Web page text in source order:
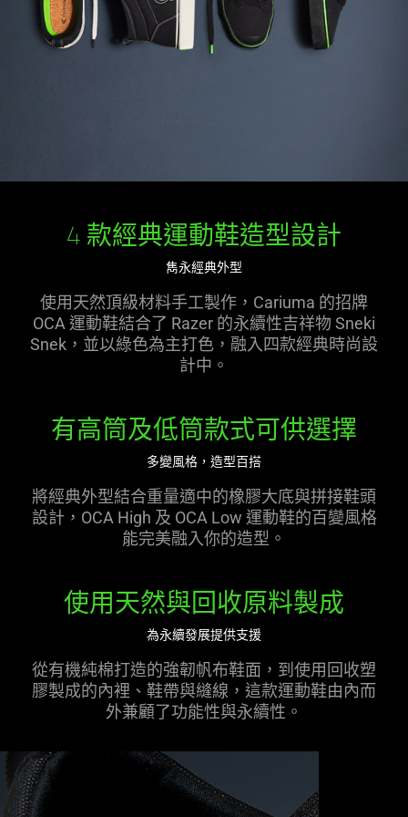
4 款經典運動鞋造型設計
雋永經典外型
使用天然頂級材料手工製作，Cariuma 的招牌
OCA 運動鞋結合了 Razer 的永續性吉祥物 Sneki
Snek，並以綠色為主打色，融入四款經典時尚設
計中。
有高筒及低筒款式可供選擇
多變風格，造型百搭
將經典外型結合重量適中的橡膠大底與拼接鞋頭
設計，OCA High 及 OCA Low 運動鞋的百變風格
能完美融入你的造型。
使用天然與回收原料製成
為永續發展提供支援
從有機純棉打造的強韌帆布鞋面，到使用回收塑
膠製成的內裡、鞋帶與縫線，這款運動鞋由內而
外兼顧了功能性與永續性。